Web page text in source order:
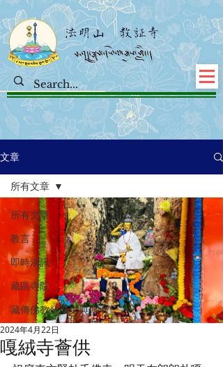
文章
所有文章
教言
即時法訊
藏區寺院
藏傳佛教發展史與傳承
所有文章
嘎絨寺薈供
2024年4月22日